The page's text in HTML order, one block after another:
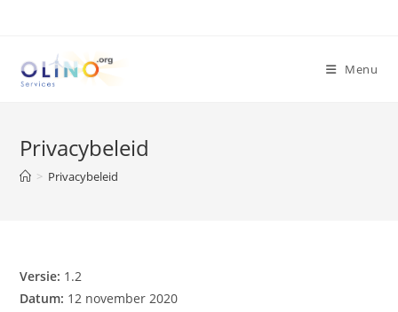
Menu
Privacybeleid
> Privacybeleid
Versie: 1.2
Datum: 12 november 2020